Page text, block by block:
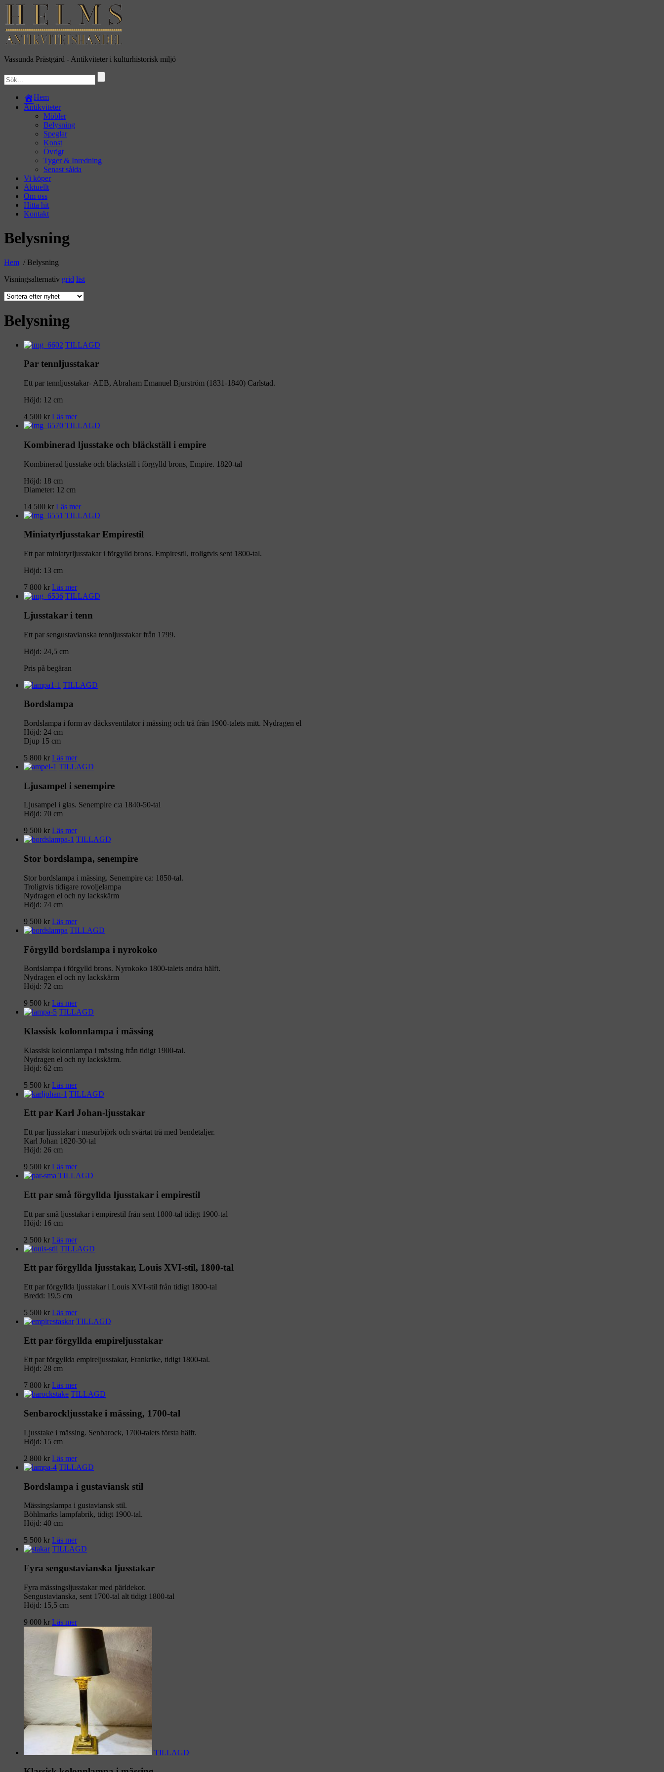
Vassunda Prästgård - Antikviteter i kulturhistorisk miljö
Hem
Antikviteter
Möbler
Belysning
Speglar
Konst
Övrigt
Tyger & Inredning
Senast sålda
Vi köper
Aktuellt
Om oss
Hitta hit
Kontakt
Belysning
Hem / Belysning
Visningsalternativ grid list
Belysning
TILLAGD
Par tennljusstakar
Ett par tennljusstakar- AEB, Abraham Emanuel Bjurström (1831-1840) Carlstad.
Höjd: 12 cm
4 500 kr Läs mer
TILLAGD
Kombinerad ljusstake och bläckställ i empire
Kombinerad ljusstake och bläckställ i förgylld brons, Empire. 1820-tal
Höjd: 18 cm
Diameter: 12 cm
14 500 kr Läs mer
TILLAGD
Miniatyrljusstakar Empirestil
Ett par miniatyrljusstakar i förgylld brons. Empirestil, troligtvis sent 1800-tal.
Höjd: 13 cm
7 800 kr Läs mer
TILLAGD
Ljusstakar i tenn
Ett par sengustavianska tennljusstakar från 1799.
Höjd: 24,5 cm
Pris på begäran
TILLAGD
Bordslampa
Bordslampa i form av däcksventilator i mässing och trä från 1900-talets mitt. Nydragen el
Höjd: 24 cm
Djup 15 cm
5 800 kr Läs mer
TILLAGD
Ljusampel i senempire
Ljusampel i glas. Senempire c:a 1840-50-tal
Höjd: 70 cm
9 500 kr Läs mer
TILLAGD
Stor bordslampa, senempire
Stor bordslampa i mässing. Senempire ca: 1850-tal.
Troligtvis tidigare rovoljelampa
Nydragen el och ny lackskärm
Höjd: 74 cm
9 500 kr Läs mer
TILLAGD
Förgylld bordslampa i nyrokoko
Bordslampa i förgylld brons. Nyrokoko 1800-talets andra hälft.
Nydragen el och ny lackskärm
Höjd: 72 cm
9 500 kr Läs mer
TILLAGD
Klassisk kolonnlampa i mässing
Klassisk kolonnlampa i mässing från tidigt 1900-tal.
Nydragen el och ny lackskärm.
Höjd: 62 cm
5 500 kr Läs mer
TILLAGD
Ett par Karl Johan-ljusstakar
Ett par ljusstakar i masurbjörk och svärtat trä med bendetaljer.
Karl Johan 1820-30-tal
Höjd: 26 cm
9 500 kr Läs mer
TILLAGD
Ett par små förgyllda ljusstakar i empirestil
Ett par små ljusstakar i empirestil från sent 1800-tal tidigt 1900-tal
Höjd: 16 cm
2 500 kr Läs mer
TILLAGD
Ett par förgyllda ljusstakar, Louis XVI-stil, 1800-tal
Ett par förgyllda ljusstakar i Louis XVI-stil från tidigt 1800-tal
Bredd: 19,5 cm
5 500 kr Läs mer
TILLAGD
Ett par förgyllda empireljusstakar
Ett par förgyllda empireljusstakar, Frankrike, tidigt 1800-tal.
Höjd: 28 cm
7 800 kr Läs mer
TILLAGD
Senbarockljusstake i mässing, 1700-tal
Ljusstake i mässing. Senbarock, 1700-talets första hälft.
Höjd: 15 cm
2 800 kr Läs mer
TILLAGD
Bordslampa i gustaviansk stil
Mässingslampa i gustaviansk stil.
Böhlmarks lampfabrik, tidigt 1900-tal.
Höjd: 40 cm
5 500 kr Läs mer
TILLAGD
Fyra sengustavianska ljusstakar
Fyra mässingsljusstakar med pärldekor.
Sengustavianska, sent 1700-tal alt tidigt 1800-tal
Höjd: 15,5 cm
9 000 kr Läs mer
TILLAGD